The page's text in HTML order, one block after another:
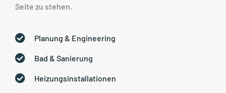
Seite zu stehen.
Planung & Engineering
Bad & Sanierung
Heizungsinstallationen